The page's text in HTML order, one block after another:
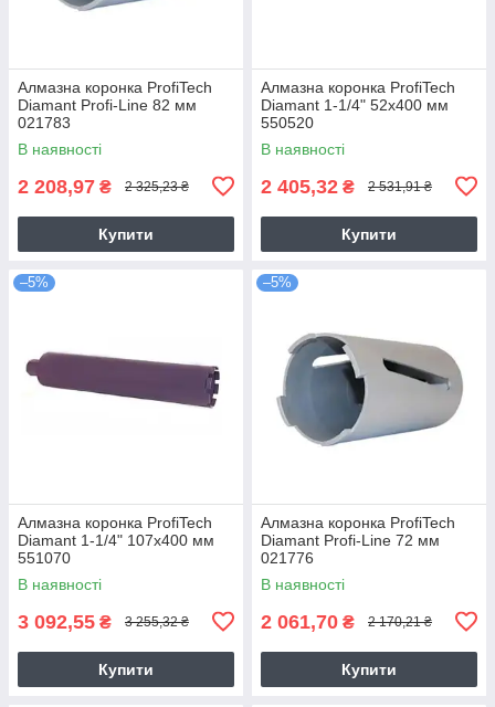
Алмазна коронка ProfiTech
Diamant Profi-Line 82 мм
021783
В наявності
2 208,97 ₴ 2 325,23 ₴
Купити
Алмазна коронка ProfiTech
Diamant 1-1/4" 52x400 мм
550520
В наявності
2 405,32 ₴ 2 531,91 ₴
Купити
–5%
Алмазна коронка ProfiTech
Diamant 1-1/4" 107x400 мм
551070
В наявності
3 092,55 ₴ 3 255,32 ₴
Купити
–5%
Алмазна коронка ProfiTech
Diamant Profi-Line 72 мм
021776
В наявності
2 061,70 ₴ 2 170,21 ₴
Купити